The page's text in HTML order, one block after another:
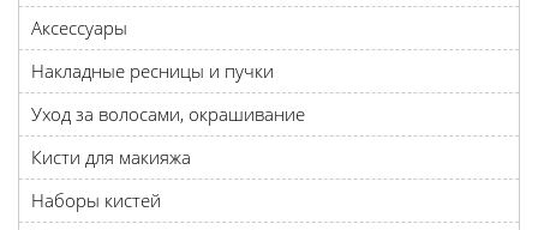
Аксессуары
Накладные ресницы и пучки
Уход за волосами, окрашивание
Кисти для макияжа
Наборы кистей